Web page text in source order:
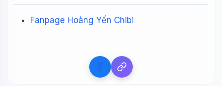
Fanpage Hoàng Yến Chibi